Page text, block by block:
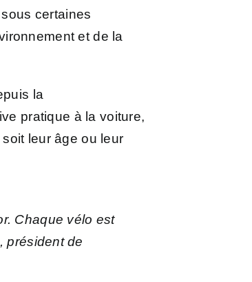
certaines
et de la
la
pratique à la voiture,
leur âge ou leur
Chaque vélo est
président de